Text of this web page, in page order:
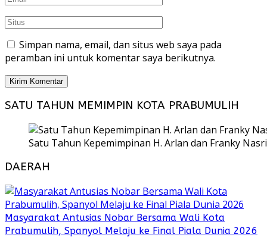
Simpan nama, email, dan situs web saya pada
peramban ini untuk komentar saya berikutnya.
SATU TAHUN MEMIMPIN KOTA PRABUMULIH
Satu Tahun Kepemimpinan H. Arlan dan Franky
DAERAH
Masyarakat Antusias Nobar Bersama Wali Kota
Prabumulih, Spanyol Melaju ke Final Piala Dunia 2026